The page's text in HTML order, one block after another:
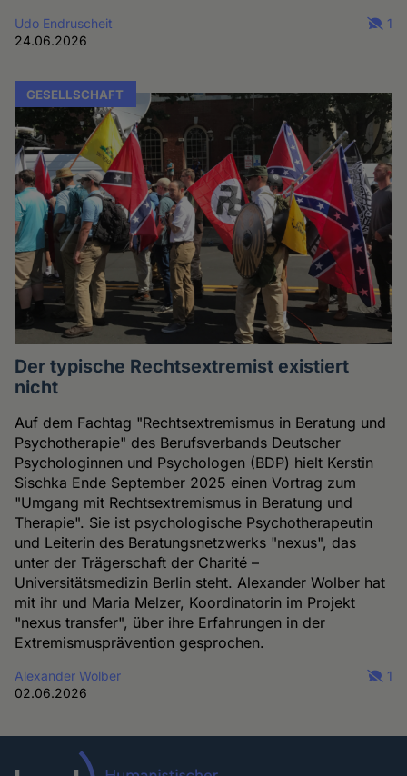
Udo Endruscheit
24.06.2026
1
GESELLSCHAFT
Der typische Rechtsextremist existiert
nicht
Auf dem Fachtag "Rechtsextremismus in Beratung und
Psychotherapie" des Berufsverbands Deutscher
Psychologinnen und Psychologen (BDP) hielt Kerstin
Sischka Ende September 2025 einen Vortrag zum
"Umgang mit Rechtsextremismus in Beratung und
Therapie". Sie ist psychologische Psychotherapeutin
und Leiterin des Beratungsnetzwerks "nexus", das
unter der Trägerschaft der Charité –
Universitätsmedizin Berlin steht. Alexander Wolber hat
mit ihr und Maria Melzer, Koordinatorin im Projekt
"nexus transfer", über ihre Erfahrungen in der
Extremismusprävention gesprochen.
Alexander Wolber
02.06.2026
1